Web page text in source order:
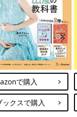
で購入
ックスで購入